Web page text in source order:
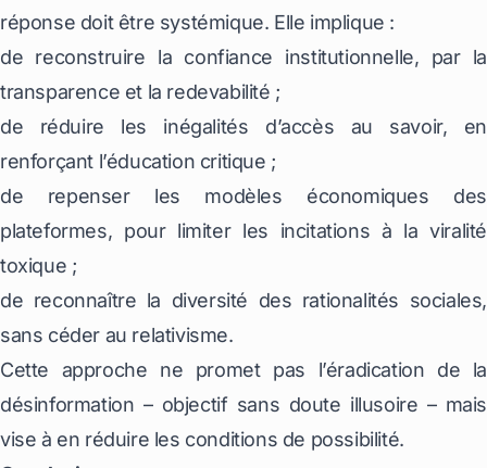
réponse doit être systémique. Elle implique :
de reconstruire la confiance institutionnelle, par la
transparence et la redevabilité ;
de réduire les inégalités d’accès au savoir, en
renforçant l’éducation critique ;
de repenser les modèles économiques des
plateformes, pour limiter les incitations à la viralité
toxique ;
de reconnaître la diversité des rationalités sociales,
sans céder au relativisme.
Cette approche ne promet pas l’éradication de la
désinformation – objectif sans doute illusoire – mais
vise à en réduire les conditions de possibilité.